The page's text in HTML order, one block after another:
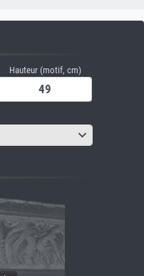
Hauteur (motif, cm)